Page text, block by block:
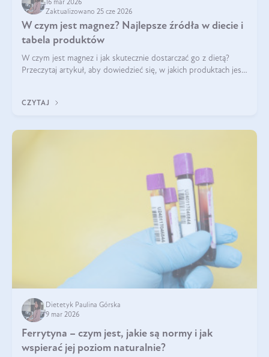
16 mar 2026
Zaktualizowano 25 cze 2026
W czym jest magnez? Najlepsze źródła w diecie i
tabela produktów
W czym jest magnez i jak skutecznie dostarczać go z dietą?
Przeczytaj artykuł, aby dowiedzieć się, w jakich produktach jest
CZYTAJ
Dietetyk Paulina Górska
9 mar 2026
Ferrytyna – czym jest, jakie są normy i jak
wspierać jej poziom naturalnie?